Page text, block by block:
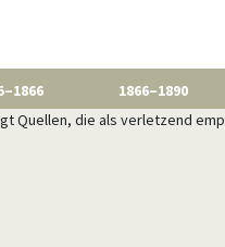
1866–1890
Quellen, die als verletzend